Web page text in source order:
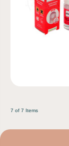
7 of 7 Items